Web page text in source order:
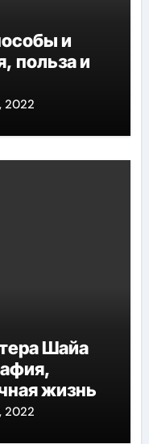
и
польза и
2022
Шайа
жизнь
2022